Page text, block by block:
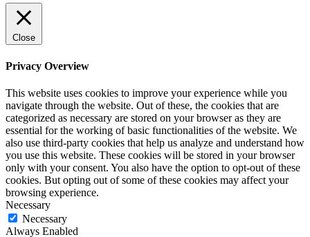
Close
Privacy Overview
This website uses cookies to improve your experience while you
navigate through the website. Out of these, the cookies that are
categorized as necessary are stored on your browser as they are
essential for the working of basic functionalities of the website. We
also use third-party cookies that help us analyze and understand how
you use this website. These cookies will be stored in your browser
only with your consent. You also have the option to opt-out of these
cookies. But opting out of some of these cookies may affect your
browsing experience.
Necessary
Necessary
Always Enabled